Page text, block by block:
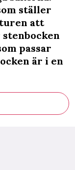
ställer
att
passar
är i en